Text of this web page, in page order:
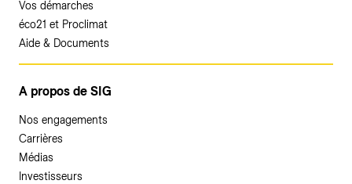
Vos démarches
éco21 et Proclimat
Aide & Documents
A propos de SIG
Nos engagements
Carrières
Médias
Investisseurs